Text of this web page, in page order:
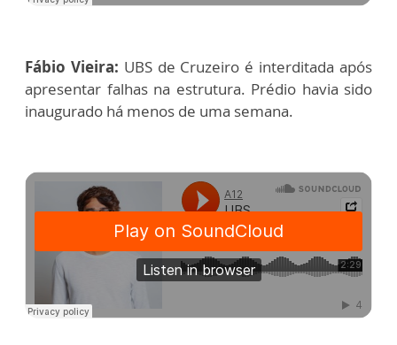
Fábio Vieira: UBS de Cruzeiro é interditada após
apresentar falhas na estrutura. Prédio havia sido
inaugurado há menos de uma semana.